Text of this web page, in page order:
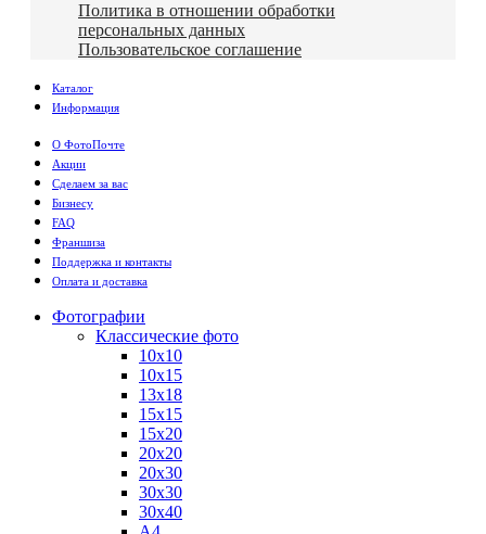
Политика в отношении обработки
персональных данных
Пользовательское соглашение
Каталог
Информация
О ФотоПочте
Акции
Сделаем за вас
Бизнесу
FAQ
Франшиза
Поддержка и контакты
Оплата и доставка
Фотографии
Классические фото
10х10
10х15
13х18
15х15
15х20
20х20
20х30
30х30
30х40